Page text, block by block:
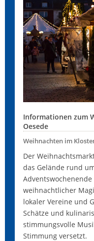
Informationen zum
Oesede
Weihnachten im
Der
das Gelände rund
weihnachtlicher
lokaler Vereine und
Schätze und
stimmungsvolle
Stimmung versetzt.